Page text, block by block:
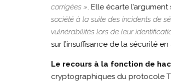
corrigées ». Elle écarte
société à la suite des incidents de
vulnérabilités lors de leur
sur l’insuffisance de la sécurité
Le recours à la fonction de
cryptographiques du protocole